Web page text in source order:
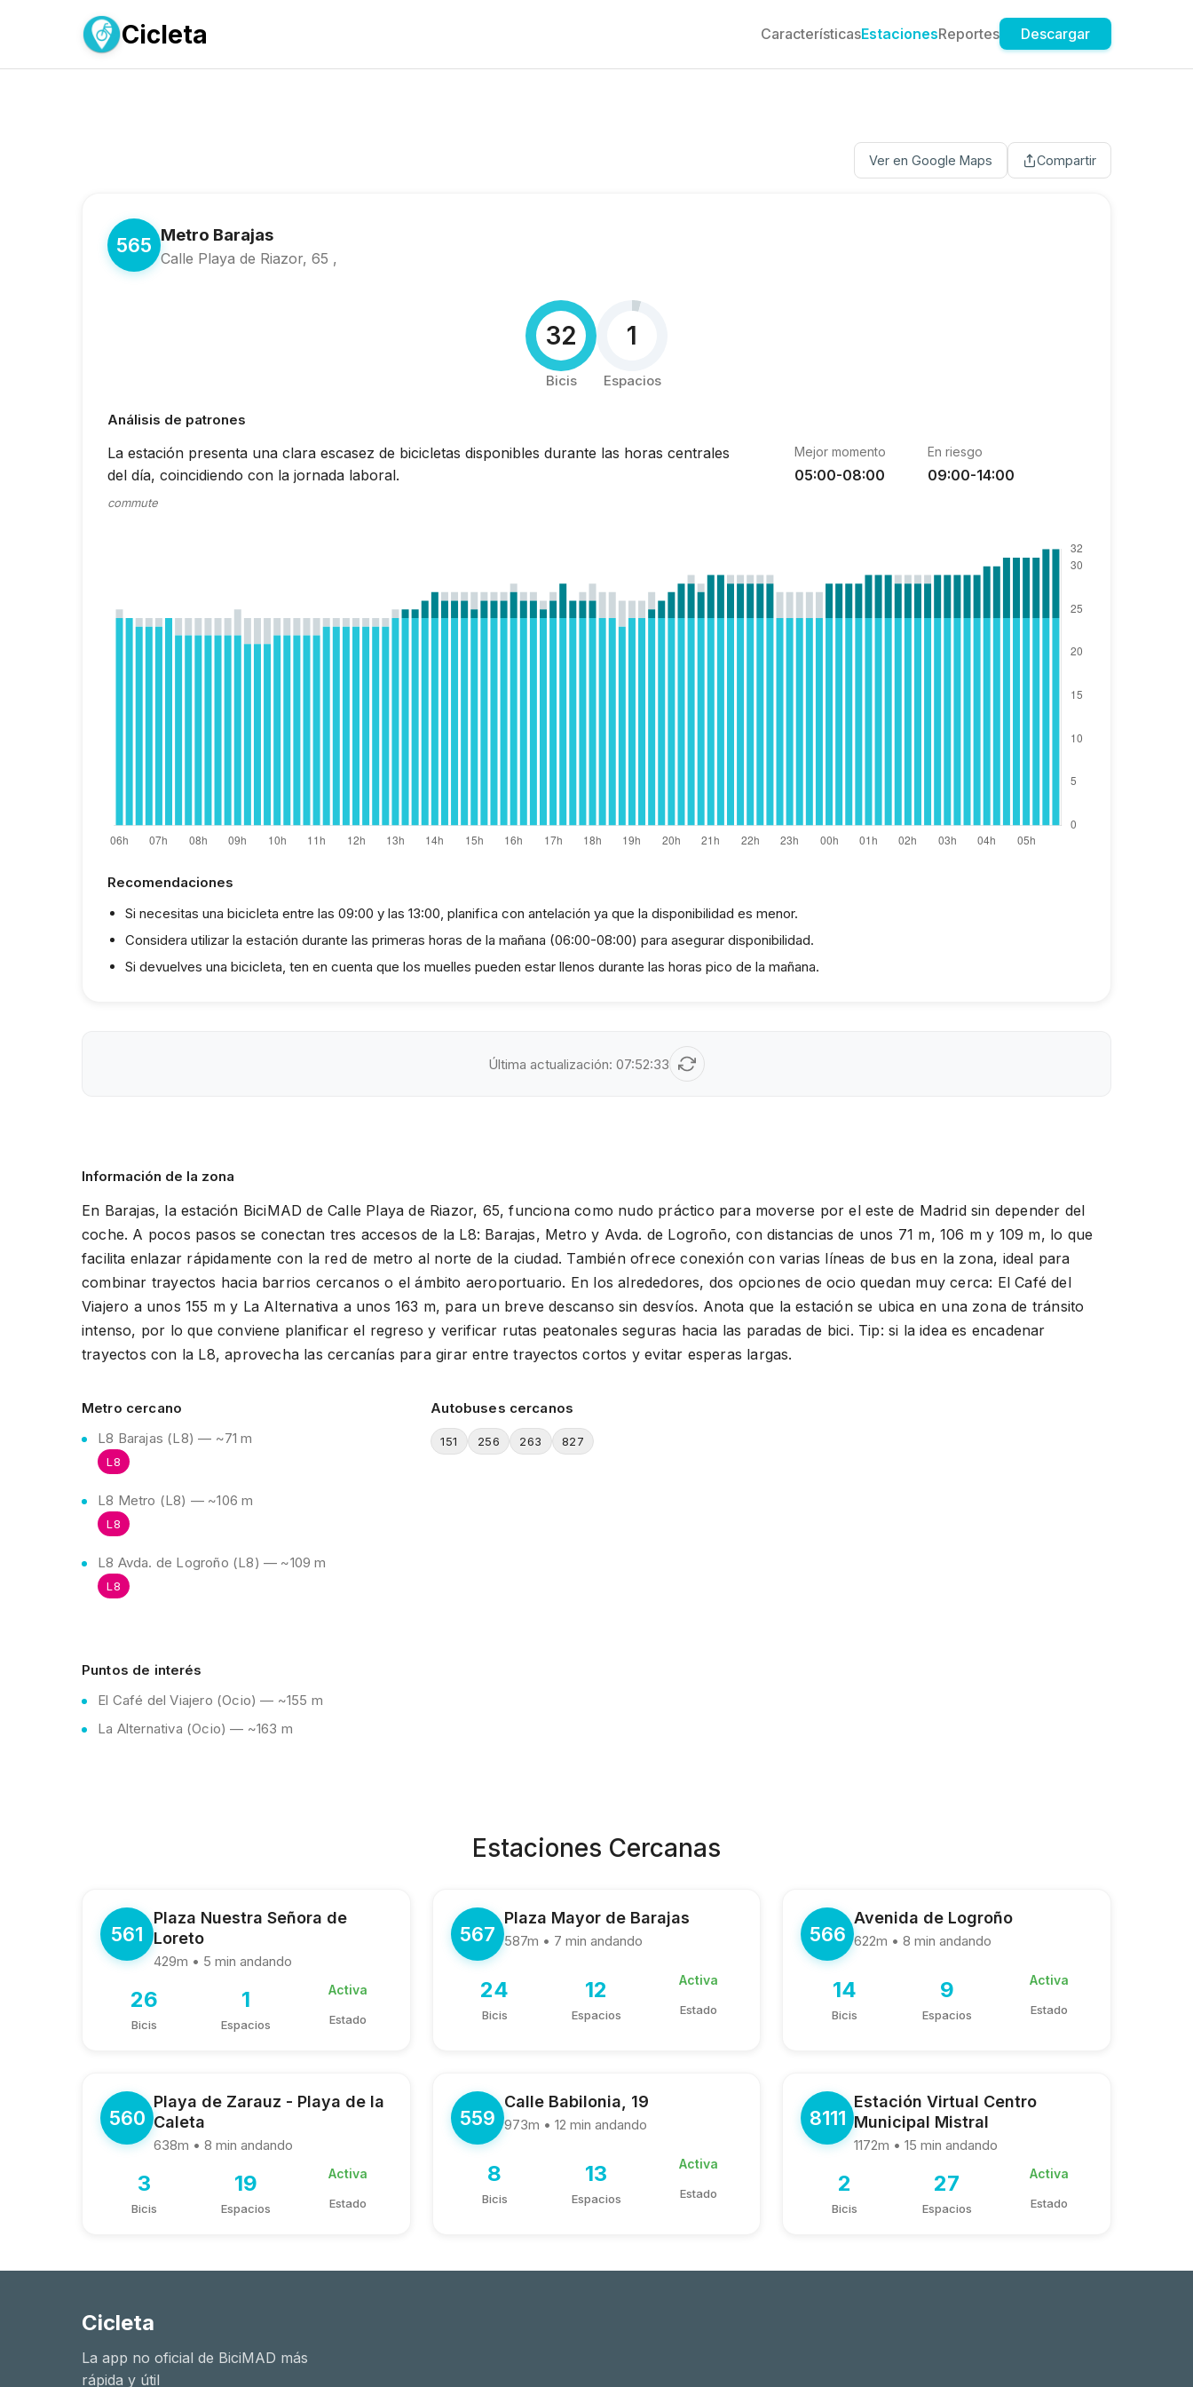
Cicleta CaracterísticasEstacionesReportes Descargar
Ver en Google Maps Compartir
565 Metro Barajas
Calle Playa de Riazor, 65 ,
32
Bicis
1
Espacios
Análisis de patrones
La estación presenta una clara escasez de bicicletas disponibles durante las horas centrales
del día, coincidiendo con la jornada laboral.
commute
Mejor momento
05:00-08:00
En riesgo
09:00-14:00
Recomendaciones
Si necesitas una bicicleta entre las 09:00 y las 13:00, planifica con antelación ya que la disponibilidad es menor.
Considera utilizar la estación durante las primeras horas de la mañana (06:00-08:00) para asegurar disponibilidad.
Si devuelves una bicicleta, ten en cuenta que los muelles pueden estar llenos durante las horas pico de la mañana.
Última actualización: 07:52:33
Información de la zona
En Barajas, la estación BiciMAD de Calle Playa de Riazor, 65, funciona como nudo práctico para moverse por el este de Madrid sin depender del
coche. A pocos pasos se conectan tres accesos de la L8: Barajas, Metro y Avda. de Logroño, con distancias de unos 71 m, 106 m y 109 m, lo que
facilita enlazar rápidamente con la red de metro al norte de la ciudad. También ofrece conexión con varias líneas de bus en la zona, ideal para
combinar trayectos hacia barrios cercanos o el ámbito aeroportuario. En los alrededores, dos opciones de ocio quedan muy cerca: El Café del
Viajero a unos 155 m y La Alternativa a unos 163 m, para un breve descanso sin desvíos. Anota que la estación se ubica en una zona de tránsito
intenso, por lo que conviene planificar el regreso y verificar rutas peatonales seguras hacia las paradas de bici. Tip: si la idea es encadenar
trayectos con la L8, aprovecha las cercanías para girar entre trayectos cortos y evitar esperas largas.
Metro cercano
L8 Barajas (L8) — ~71 m
L8
L8 Metro (L8) — ~106 m
L8
L8 Avda. de Logroño (L8) — ~109 m
L8
Autobuses cercanos
151 256 263 827
Puntos de interés
El Café del Viajero (Ocio) — ~155 m
La Alternativa (Ocio) — ~163 m
Estaciones Cercanas
561
Plaza Nuestra Señora de
Loreto
429m • 5 min andando
26
Bicis
1
Espacios
Activa
Estado
567
Plaza Mayor de Barajas
587m • 7 min andando
24
Bicis
12
Espacios
Activa
Estado
566
Avenida de Logroño
622m • 8 min andando
14
Bicis
9
Espacios
Activa
Estado
560
Playa de Zarauz - Playa de la
Caleta
638m • 8 min andando
3
Bicis
19
Espacios
Activa
Estado
559
Calle Babilonia, 19
973m • 12 min andando
8
Bicis
13
Espacios
Activa
Estado
8111
Estación Virtual Centro
Municipal Mistral
1172m • 15 min andando
2
Bicis
27
Espacios
Activa
Estado
Cicleta
La app no oficial de BiciMAD más
rápida y útil